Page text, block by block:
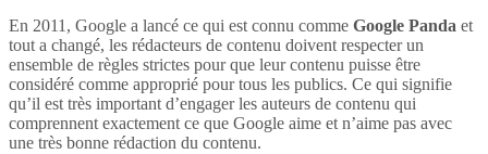
En 2011, Google a lancé ce qui est connu comme Google Panda et
tout a changé, les rédacteurs de contenu doivent respecter un
ensemble de règles strictes pour que leur contenu puisse être
considéré comme approprié pour tous les publics. Ce qui signifie
qu’il est très important d’engager les auteurs de contenu qui
comprennent exactement ce que Google aime et n’aime pas avec
une très bonne rédaction du contenu.